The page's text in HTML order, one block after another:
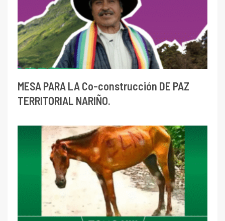
MESA PARA LA Co-construcción DE PAZ
TERRITORIAL NARIÑO.